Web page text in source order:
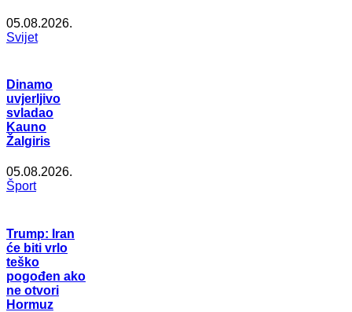
05.08.2026.
Svijet
Dinamo
uvjerljivo
svladao
Kauno
Žalgiris
05.08.2026.
Šport
Trump: Iran
će biti vrlo
teško
pogođen ako
ne otvori
Hormuz